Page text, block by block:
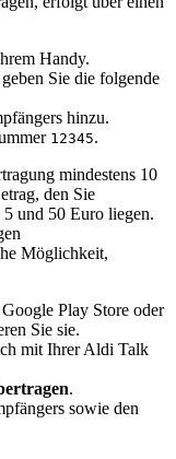
Handy.
Sie die folgende
hinzu.
12345.
mindestens 10
den Sie
und 50 Euro liegen.
Möglichkeit,
Play Store oder
Sie sie.
mit Ihrer Aldi Talk
.
sowie den